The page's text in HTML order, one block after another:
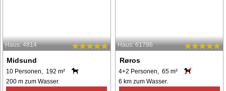
Haus: 4814
Midsund
10 Personen, 192 m²
200 m zum Wasser.
Haus: 61786
Røros
4+2 Personen, 65 m²
6 km zum Wasser.